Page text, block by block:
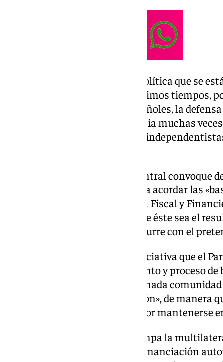
Se pide el rechazo a la «deriva política que se
de España y Cataluña en los últimos tiempos,
convivencia pacífica entre españoles, la
del Estado español, consecuencia muchas
irresponsables» de los partidos
Se demanda que el Gobierno central convoque
Conferencia de Presidentes para acordar las
de partida al Consejo de Política Fiscal y
modelo de financiación, y no que éste sea el
perjuicio de los demás, como ocurre con el
Asimismo, el PP-A pide en la iniciativa que el
central a que cese «en todo intento y proceso
pactando solo con una determinada
régimen común y su financiación», de manera
en su único interés partidista por mantenerse
Otra demanda es que «no se rompa la
supuesto, en todo lo referido a financiación